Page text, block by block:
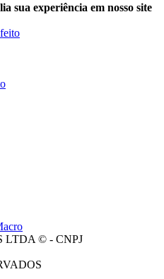
sua experiência em nosso site
LTDA © - CNPJ